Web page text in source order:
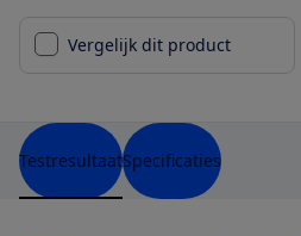
Vergelijk dit product
TestresultaatSpecificaties